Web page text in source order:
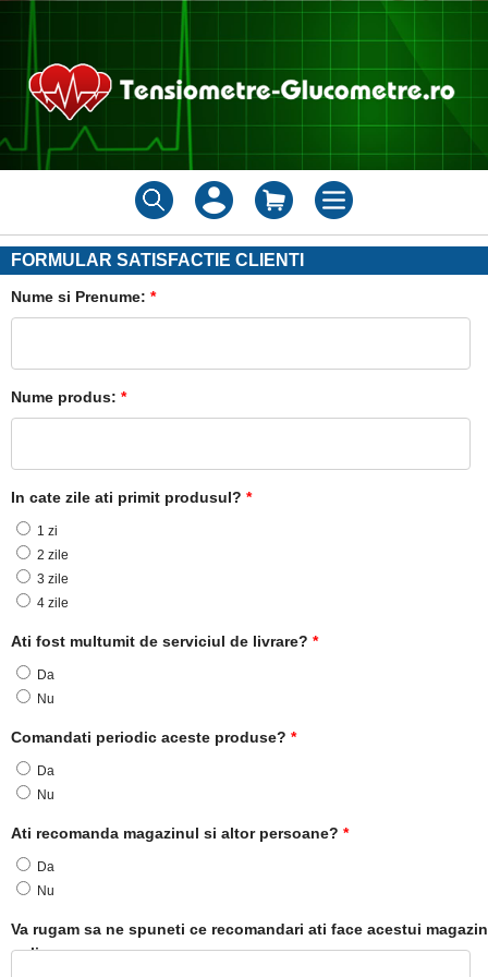
FORMULAR SATISFACTIE CLIENTI
Nume si Prenume: *
Nume produs: *
In cate zile ati primit produsul? *
1 zi
2 zile
3 zile
4 zile
Ati fost multumit de serviciul de livrare? *
Da
Nu
Comandati periodic aceste produse? *
Da
Nu
Ati recomanda magazinul si altor persoane? *
Da
Nu
Va rugam sa ne spuneti ce recomandari ati face acestui magazin
online: